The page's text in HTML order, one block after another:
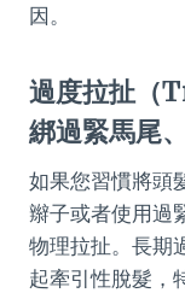
因。
過度拉扯（
綁過緊馬尾
如果您習慣將頭
辮子或者使用過
物理拉扯。長期
起牽引性脫髮，